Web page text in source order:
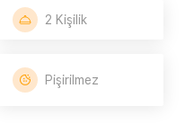
2 Kişilik
Pişirilmez